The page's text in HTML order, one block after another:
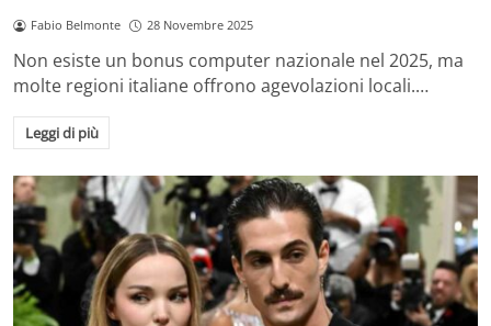
Fabio Belmonte 28 Novembre 2025
Non esiste un bonus computer nazionale nel 2025, ma
molte regioni italiane offrono agevolazioni locali.…
Leggi di più